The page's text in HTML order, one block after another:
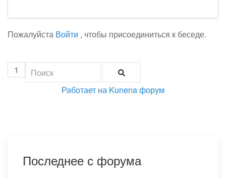
Пожалуйста Войти , чтобы присоединиться к беседе.
1
Работает на Kunena форум
Последнее с форума